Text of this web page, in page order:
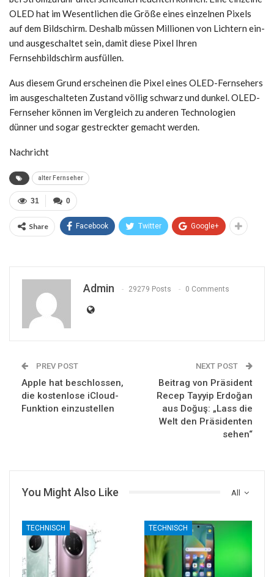
OLED hat im Wesentlichen die Größe eines einzelnen Pixels
auf dem Bildschirm. Deshalb müssen Millionen von Lichtern ein-
und ausgeschaltet sein, damit diese Pixel Ihren
Fernsehbildschirm ausfüllen.
Aus diesem Grund erscheinen die Pixel eines OLED-Fernsehers
im ausgeschalteten Zustand völlig schwarz und dunkel. OLED-
Fernseher können im Vergleich zu anderen Technologien
dünner und sogar gestreckter gemacht werden.
Nachricht
alter Fernseher
0
31
Share Facebook Twitter Google+
Admin 29279 Posts 0 Comments
PREV POST
Apple hat beschlossen,
die kostenlose iCloud-
Funktion einzustellen
NEXT POST
Beitrag von Präsident
Recep Tayyip Erdoğan
aus Doğuş: „Lass die
Welt den Präsidenten
sehen“
All
You Might Also Like
TECHNISCH TECHNISCH